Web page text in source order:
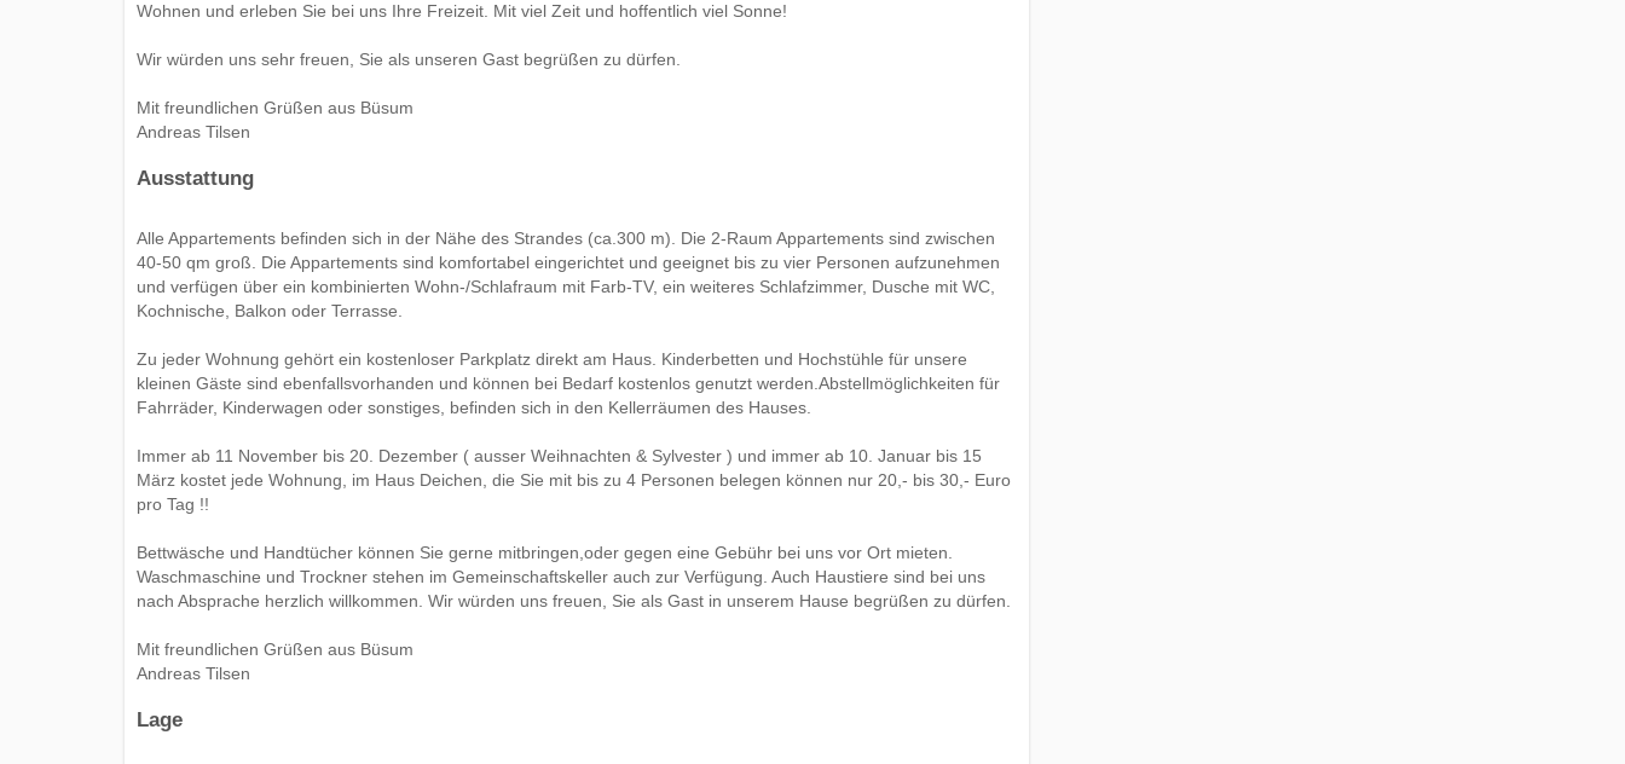
Wohnen und erleben Sie bei uns Ihre Freizeit. Mit viel Zeit und hoffentlich viel Sonne!
Wir würden uns sehr freuen, Sie als unseren Gast begrüßen zu dürfen.
Mit freundlichen Grüßen aus Büsum
Andreas Tilsen
Ausstattung
Alle Appartements befinden sich in der Nähe des Strandes (ca.300 m). Die 2-Raum Appartements sind zwischen
40-50 qm groß. Die Appartements sind komfortabel eingerichtet und geeignet bis zu vier Personen aufzunehmen
und verfügen über ein kombinierten Wohn-/Schlafraum mit Farb-TV, ein weiteres Schlafzimmer, Dusche mit WC,
Kochnische, Balkon oder Terrasse.
Zu jeder Wohnung gehört ein kostenloser Parkplatz direkt am Haus. Kinderbetten und Hochstühle für unsere
kleinen Gäste sind ebenfallsvorhanden und können bei Bedarf kostenlos genutzt werden.Abstellmöglichkeiten für
Fahrräder, Kinderwagen oder sonstiges, befinden sich in den Kellerräumen des Hauses.
Immer ab 11 November bis 20. Dezember ( ausser Weihnachten & Sylvester ) und immer ab 10. Januar bis 15
März kostet jede Wohnung, im Haus Deichen, die Sie mit bis zu 4 Personen belegen können nur 20,- bis 30,- Euro
pro Tag !!
Bettwäsche und Handtücher können Sie gerne mitbringen,oder gegen eine Gebühr bei uns vor Ort mieten.
Waschmaschine und Trockner stehen im Gemeinschaftskeller auch zur Verfügung. Auch Haustiere sind bei uns
nach Absprache herzlich willkommen. Wir würden uns freuen, Sie als Gast in unserem Hause begrüßen zu dürfen.
Mit freundlichen Grüßen aus Büsum
Andreas Tilsen
Lage